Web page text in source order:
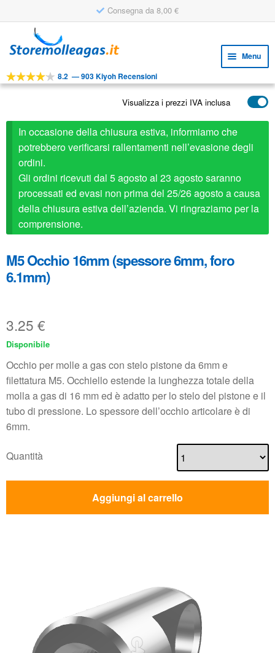
Consegna da 8,00 €
alla
al
Menu
STRUMENTI
il
menu
child
child
APPLICAZIONI
SERVIZIO CLIENTI
child
FAQ
8.2 —903 Kiyoh Recensioni
Visualizza i prezzi IVA inclusa
In occasione della chiusura estiva, informiamo che
potrebbero verificarsi rallentamenti nell’evasione degli
ordini.
Gli ordini ricevuti dal 5 agosto al 23 agosto saranno
processati ed evasi non prima del 25/26 agosto a causa
della chiusura estiva dell’azienda. Vi ringraziamo per la
comprensione.
M5 Occhio 16mm (spessore 6mm, foro
6.1mm)
3.25 €
Disponibile
Occhio per molle a gas con stelo pistone da 6mm e
filettatura M5. Occhiello estende la lunghezza totale della
molla a gas di 16 mm ed è adatto per lo stelo del pistone e il
tubo di pressione. Lo spessore dell’occhio articolare è di
6mm.
Quantità
Aggiungi al carrello